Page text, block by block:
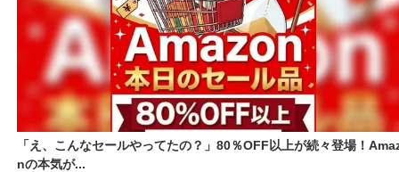
「え、こんなセールやってたの？」80％OFF以上が続々登場！
nの本気が...